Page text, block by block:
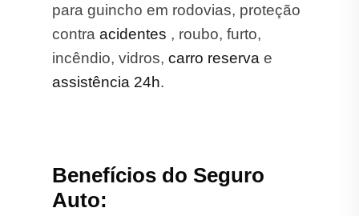
para guincho em rodovias, proteção
contra acidentes , roubo, furto,
incêndio, vidros, carro reserva e
assistência 24h.
Benefícios do Seguro
Auto: